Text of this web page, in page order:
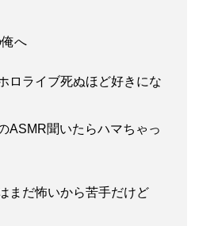
へ
ロライブ死ぬほど好きにな
ASMR聞いたらハマちゃっ
まだ怖いから苦手だけど